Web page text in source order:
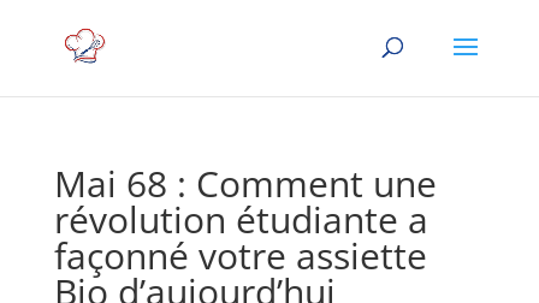
Mai 68 : Comment une
révolution étudiante a
façonné votre assiette
Bio d’aujourd’hui